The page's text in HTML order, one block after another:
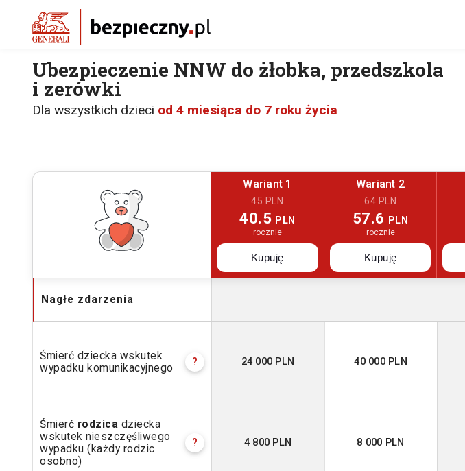
Ubezpieczenie NNW do żłobka, przedszkola
i zerówki
Dla wszystkich dzieci od 4 miesiąca do 7 roku życia
Wariant 1
45 PLN
40.5 PLN
rocznie
Kupuję
Wariant 2
64 PLN
57.6 PLN
rocznie
Kupuję
Nagłe zdarzenia
Śmierć dziecka wskutek
wypadku komunikacyjnego
? 24 000 PLN 40 000 PLN
Śmierć rodzica dziecka
wskutek nieszczęśliwego
wypadku (każdy rodzic
osobno)
? 4 800 PLN 8 000 PLN